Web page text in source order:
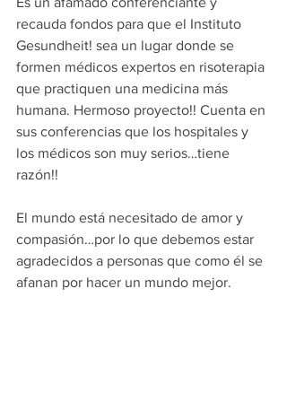
recauda fondos para que el Instituto
Gesundheit! sea un lugar donde se
formen médicos expertos en risoterapia
que practiquen una medicina más
humana. Hermoso proyecto!! Cuenta en
sus conferencias que los hospitales y
los médicos son muy serios…tiene
razón!!
El mundo está necesitado de amor y
compasión…por lo que debemos estar
agradecidos a personas que como él se
afanan por hacer un mundo mejor.